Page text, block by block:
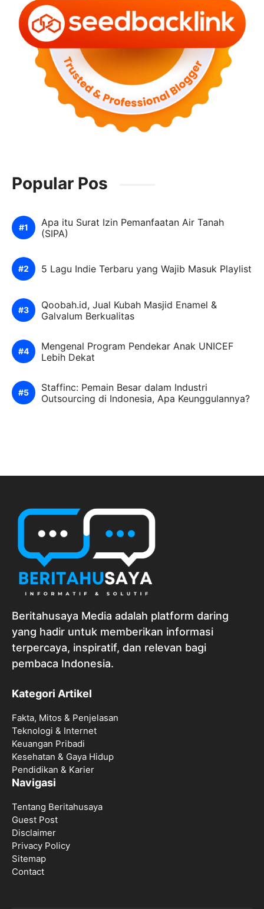
Popular Pos
Apa itu Surat Izin Pemanfaatan Air Tanah
(SIPA)
5 Lagu Indie Terbaru yang Wajib Masuk Playlist
Qoobah.id, Jual Kubah Masjid Enamel &
Galvalum Berkualitas
Mengenal Program Pendekar Anak UNICEF
Lebih Dekat
Staffinc: Pemain Besar dalam Industri
Outsourcing di Indonesia, Apa Keunggulannya?
Beritahusaya Media adalah platform daring
yang hadir untuk memberikan informasi
terpercaya, inspiratif, dan relevan bagi
pembaca Indonesia.
Kategori Artikel
Fakta, Mitos & Penjelasan
Teknologi & Internet
Keuangan Pribadi
Kesehatan & Gaya Hidup
Pendidikan & Karier
Navigasi
Tentang Beritahusaya
Guest Post
Disclaimer
Privacy Policy
Sitemap
Contact